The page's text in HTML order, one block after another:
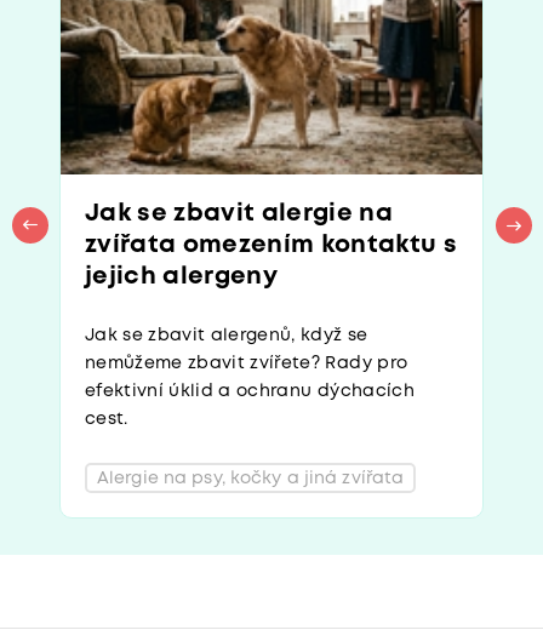
Jak se zbavit alergie na
zvířata omezením kontaktu s
jejich alergeny
Jak se zbavit alergenů, když se
nemůžeme zbavit zvířete? Rady pro
efektivní úklid a ochranu dýchacích
cest.
Alergie na psy, kočky a jiná zvířata